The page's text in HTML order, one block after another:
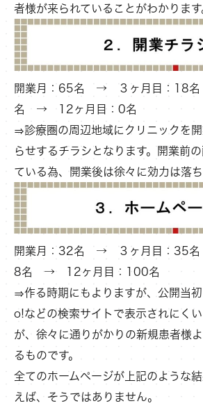
者様が来られていることがわかります
開業月：65名 → ３ヶ月目：18
名 → 12ヶ月目：0名
⇒診療圏の周辺地域にクリニックを
らせするチラシとなります。開業前
ている為、開業後は徐々に効力は落ち
開業月：32名 → ３ヶ月目：35
8名 → 12ヶ月目：100名
⇒作る時期にもよりますが、公開当
o!などの検索サイトで表示されにく
が、徐々に通りがかりの新規患者様
るものです。
全てのホームページが上記のような
えば、そうではありません。